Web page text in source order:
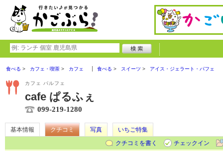
食べる カフェ・喫茶 カフェ 食べる スイーツ アイス・ジェラート・パフェ
カフェ パルフェ
cafe ぱるふぇ
099-219-1280
基本情報 クチコミ 写真
いちご特集
クチコミを書く
チェックイン